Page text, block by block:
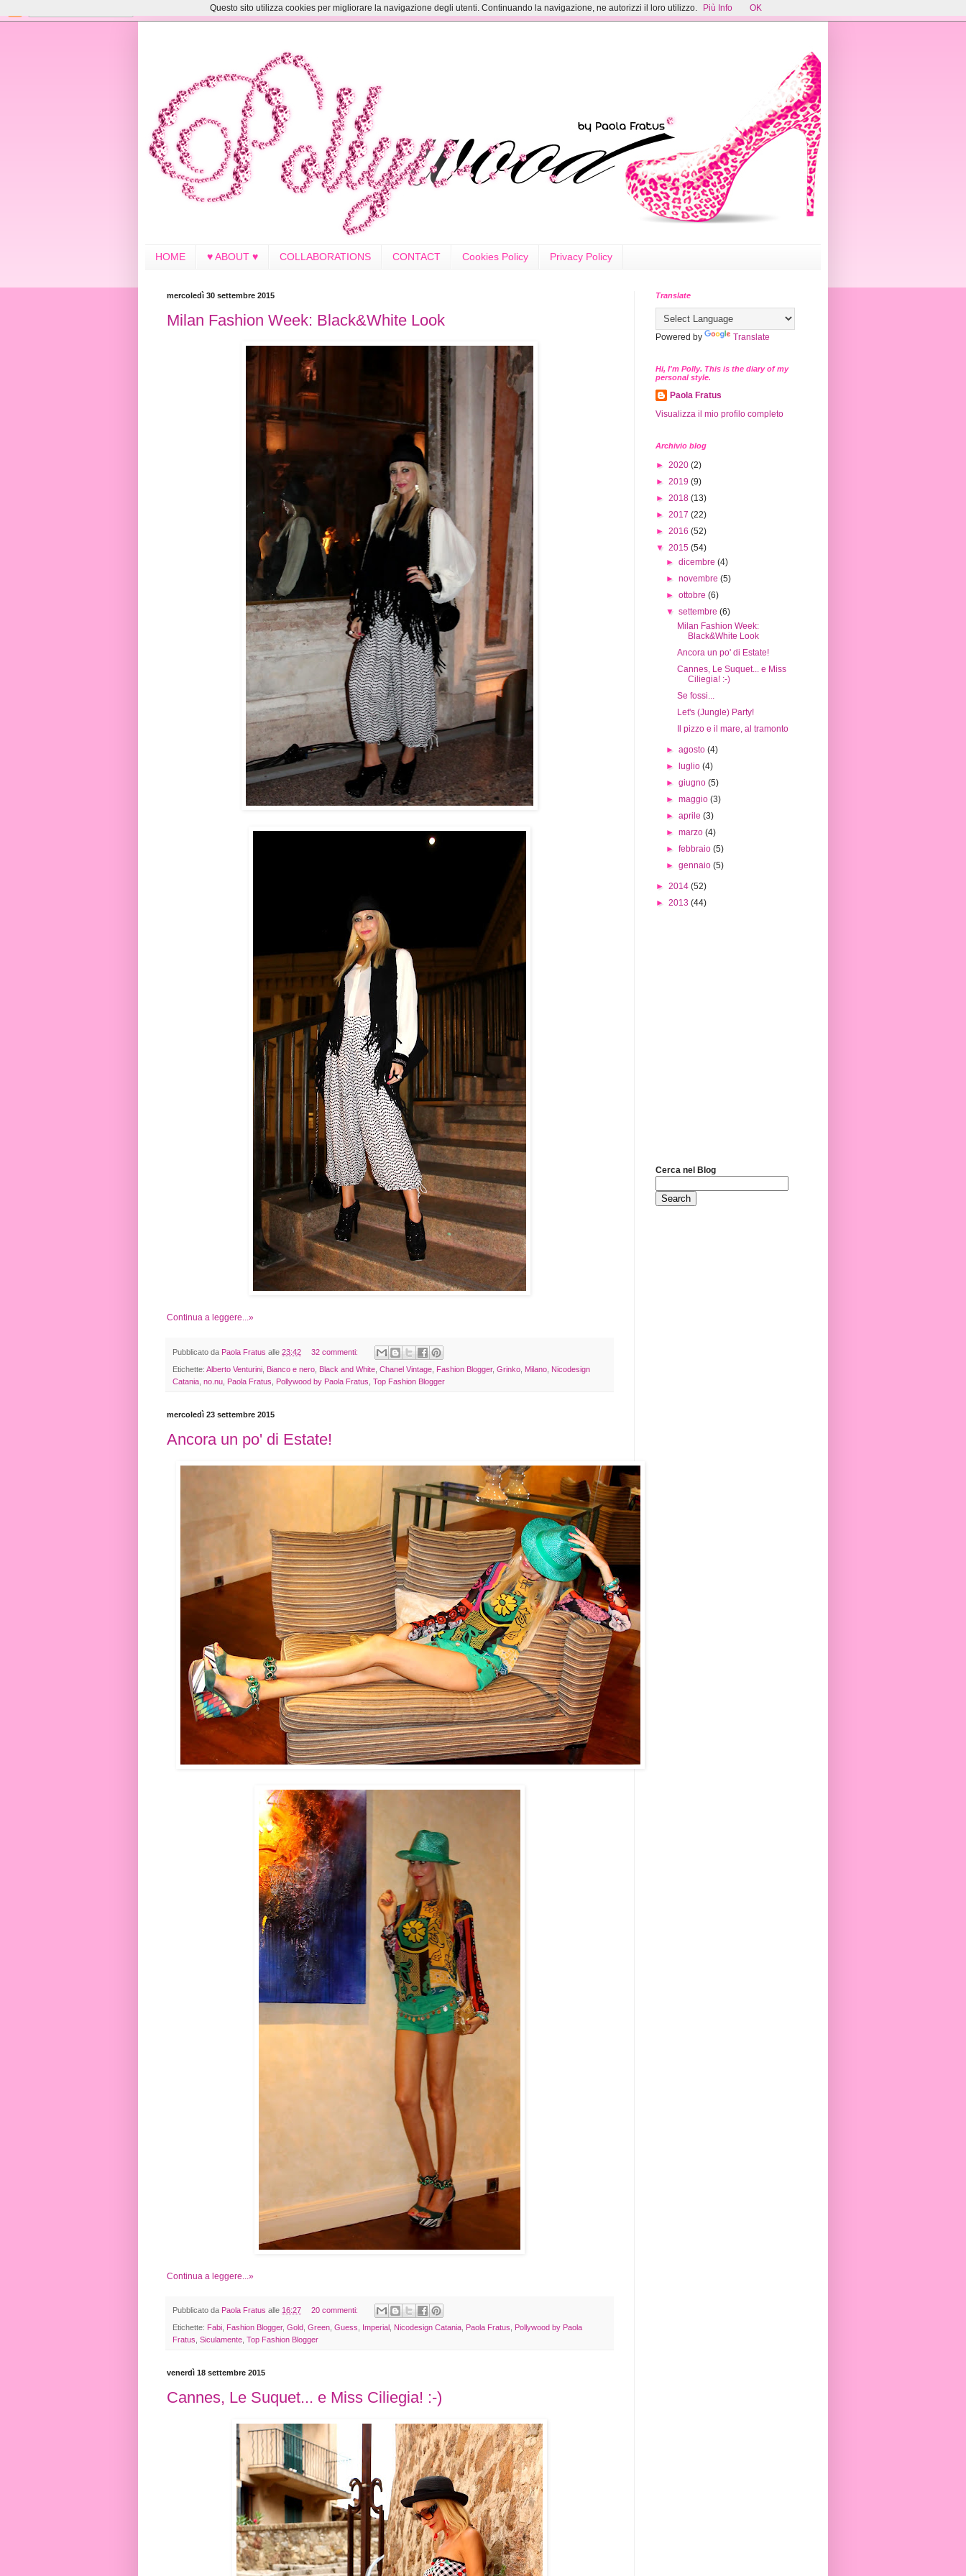
HOME ♥ ABOUT ♥ COLLABORATIONS CONTACT Cookies Policy Privacy Policy
mercoledì 30 settembre 2015
Milan Fashion Week: Black&White Look
Continua a leggere...»
Pubblicato da Paola Fratus alle 23:42 32 commenti:
Etichette: Alberto Venturini Bianco e nero Black and White Chanel Vintage Fashion Blogger, Grinko Milano Nicodesign
Catania no.nu Paola Fratus Pollywood by Paola Fratus Top Fashion Blogger
mercoledì 23 settembre 2015
Ancora un po' di Estate!
Continua a leggere...»
Pubblicato da Paola Fratus alle 16:27 20 commenti:
Etichette: Fabi Fashion Blogger, Gold Green Guess Imperial Nicodesign Catania Paola Fratus
Pollywood by Paola
Fratus Siculamente Top Fashion Blogger
venerdì 18 settembre 2015
Cannes, Le Suquet... e Miss Ciliegia! :-)
Translate
Powered by Translate
Hi, I'm Polly. This is the diary of my
personal style.
Paola Fratus
Visualizza il mio profilo completo
Archivio blog
► 2020 (2)
► 2019 (9)
► 2018 (13)
► 2017 (22)
► 2016 (52)
▼ 2015 (54)
►dicembre(4)
►novembre(5)
►ottobre(6)
▼settembre(6)
Milan Fashion Week:
Black&White Look
Ancora un po' di Estate!
Cannes, Le Suquet... e Miss
Ciliegia! :-)
Se fossi...
Let's (Jungle) Party!
Il pizzo e il mare, al tramonto
►agosto(4)
►luglio(4)
►giugno(5)
►maggio(3)
►aprile(3)
►marzo(4)
►febbraio(5)
►gennaio(5)
► 2014 (52)
► 2013 (44)
Cerca nel Blog
Questo sito utilizza cookies per migliorare la navigazione degli utenti. Continuando la navigazione, ne autorizzi il loro utilizzo. Più Info OK